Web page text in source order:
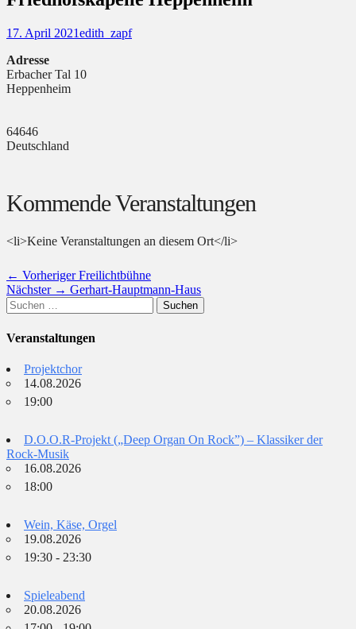
Posted
17. April 2021Autor
edith_zapf
Adresse
Erbacher Tal 10
Heppenheim
64646
Deutschland
Kommende Veranstaltungen
<li>Keine Veranstaltungen an diesem Ort</li>
Beitragsnavigation
← Vorheriger Vorheriger
Beitrag:
Freilichtbühne
Nächster → Nächster
Gerhart-Hauptmann-Haus
Suchen
nach:
Veranstaltungen
Projektchor
14.08.2026
19:00
D.O.O.R-Projekt („Deep Organ On Rock”) – Klassiker der
Rock-Musik
16.08.2026
18:00
Wein, Käse, Orgel
19.08.2026
19:30 - 23:30
Spieleabend
20.08.2026